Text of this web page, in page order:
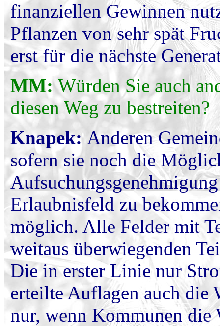
finanziellen Gewinnen
Pflanzen von sehr spät
erst für die nächste
MM:Würden Sie auch
diesen Weg zu bestreiten?
Knapek:Anderen
sofern sie noch die
Erlaubnisfeld zu
möglich. Alle Felder mit
weitaus überwiegenden
Die in erster Linie nur
erteilte Auflagen auch die
nur, wenn Kommunen die